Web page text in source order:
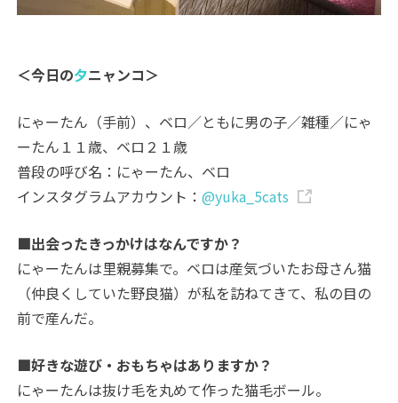
＜今日の夕ニャンコ＞
にゃーたん（手前）、ベロ／ともに男の子／雑種／にゃ
ーたん１１歳、ベロ２１歳
普段の呼び名：にゃーたん、ベロ
インスタグラムアカウント：@yuka_5cats
■出会ったきっかけはなんですか？
にゃーたんは里親募集で。ベロは産気づいたお母さん猫
（仲良くしていた野良猫）が私を訪ねてきて、私の目の
前で産んだ。
■好きな遊び・おもちゃはありますか？
にゃーたんは抜け毛を丸めて作った猫毛ボール。